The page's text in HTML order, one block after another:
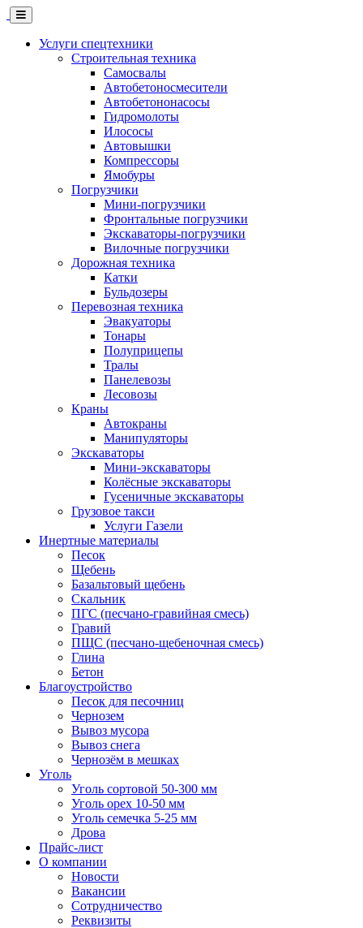
Skip
to
main
Услуги спецтехники
Строительная техника
Самосвалы
Автобетоносмесители
Автобетононасосы
Гидромолоты
Илососы
Автовышки
Компрессоры
Ямобуры
Погрузчики
Мини-погрузчики
Фронтальные погрузчики
Экскаваторы-погрузчики
Вилочные погрузчики
Дорожная техника
Катки
Бульдозеры
Перевозная техника
Эвакуаторы
Тонары
Полуприцепы
Тралы
Панелевозы
Лесовозы
Краны
Автокраны
Манипуляторы
Экскаваторы
Мини-экскаваторы
Колёсные экскаваторы
Гусеничные экскаваторы
Грузовое такси
Услуги Газели
Инертные материалы
Песок
Щебень
Базальтовый щебень
Скальник
ПГС (песчано-гравийная смесь)
Гравий
ПЩС (песчано-щебеночная смесь)
Глина
Бетон
Благоустройство
Песок для песочниц
Чернозем
Вывоз мусора
Вывоз снега
Чернозём в мешках
Уголь
Уголь сортовой 50-300 мм
Уголь орех 10-50 мм
Уголь семечка 5-25 мм
Дрова
Прайс-лист
О компании
Новости
Вакансии
Сотрудничество
Реквизиты